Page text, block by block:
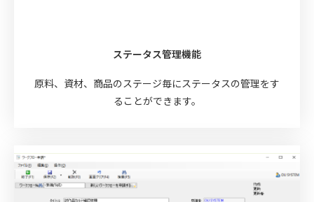
ステータス管理機能
原料、資材、商品のステージ毎にステータスの管理をす
ることができます。